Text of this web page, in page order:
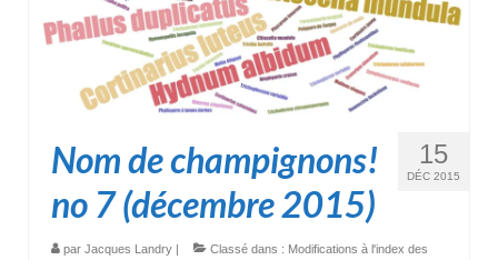
15
DÉC 2015
Nom de champignons!
no 7 (décembre 2015)
par Jacques Landry Classé dans : Modifications à l'index des